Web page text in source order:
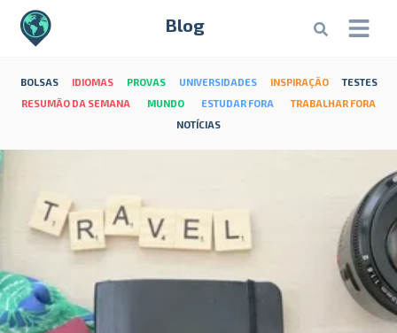
Blog
BOLSAS IDIOMAS PROVAS UNIVERSIDADES INSPIRAÇÃO
TESTES
RESUMÃO DA SEMANA
MUNDO ESTUDAR FORA
TRABALHAR FORA
NOTÍCIAS